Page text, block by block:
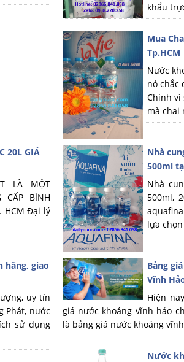
khẩu
Mua
Tp.HCM
Nước
nó chắc
Chính vì
mà chai
20L GIÁ
LÀ MỘT
CẤP BÌNH
HCM Đại lý
Nhà
500ml
Nhà
500ml,
lựa
hãng, giao
uy tín
Phát, nước
sử dụng
Bảng
Vĩnh
Hiện
giá nước khoáng vĩnh hảo
là bảng giá nước khoáng
Nước